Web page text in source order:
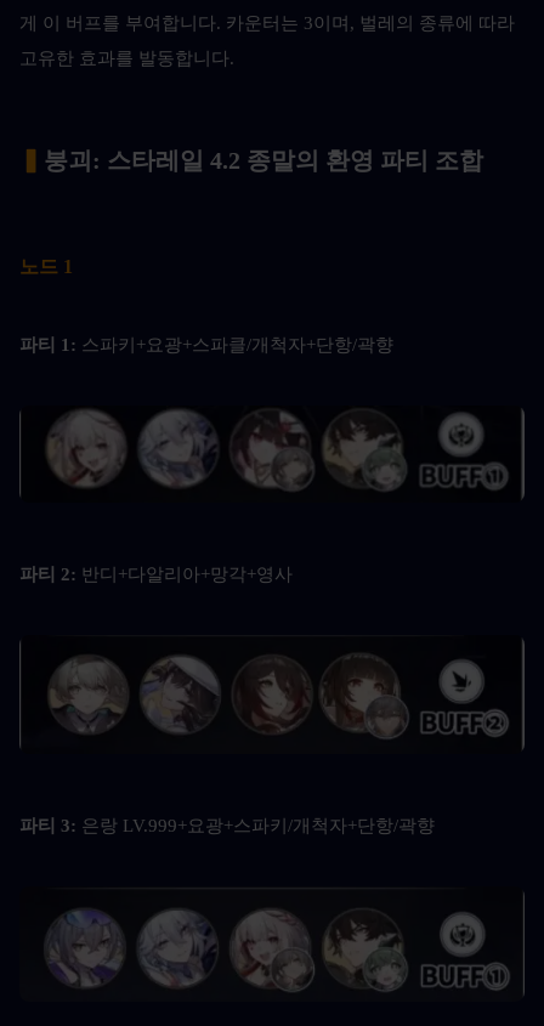
게 이 버프를 부여합니다. 카운터는 3이며, 벌레의 종류에 따라
고유한 효과를 발동합니다.
붕괴: 스타레일 4.2 종말의 환영 파티 조합
노드 1
파티 1: 스파키+요광+스파클/개척자+단항/곽향
파티 2: 반디+다알리아+망각+영사
파티 3: 은랑 LV.999+요광+스파키/개척자+단항/곽향